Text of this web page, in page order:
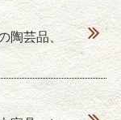
陶芸品、